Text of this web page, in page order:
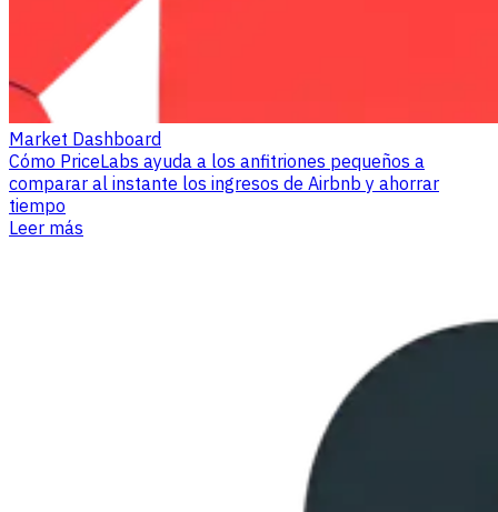
Market Dashboard
Cómo PriceLabs ayuda a los anfitriones pequeños a
comparar al instante los ingresos de Airbnb y ahorrar
tiempo
Leer más